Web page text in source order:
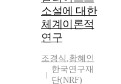
소설에 대한
체계이론적
연구
조경식 ,황혜인
한국연구재
단(NRF)